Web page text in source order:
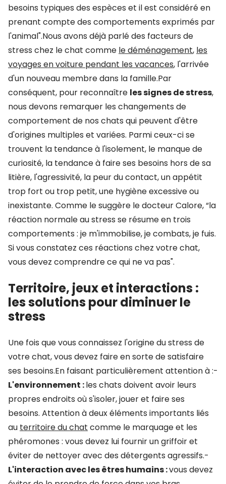
besoins typiques des espèces et il est considéré en
prenant compte des comportements exprimés par
l'animal".Nous avons déjà parlé des facteurs de
stress chez le chat comme le déménagement, les
voyages en voiture pendant les vacances, l'arrivée
d'un nouveau membre dans la famille.Par
conséquent, pour reconnaître les signes de stress,
nous devons remarquer les changements de
comportement de nos chats qui peuvent d'être
d'origines multiples et variées. Parmi ceux-ci se
trouvent la tendance à l'isolement, le manque de
curiosité, la tendance à faire ses besoins hors de sa
litière, l'agressivité, la peur du contact, un appétit
trop fort ou trop petit, une hygiène excessive ou
inexistante. Comme le suggère le docteur Calore, “la
réaction normale au stress se résume en trois
comportements : je m'immobilise, je combats, je fuis.
Si vous constatez ces réactions chez votre chat,
vous devez comprendre ce qui ne va pas".
Territoire, jeux et interactions :
les solutions pour diminuer le
stress
Une fois que vous connaissez l'origine du stress de
votre chat, vous devez faire en sorte de satisfaire
ses besoins.En faisant particulièrement attention à :-
L'environnement :les chats doivent avoir leurs
propres endroits où s'isoler, jouer et faire ses
besoins. Attention à deux éléments importants liés
au territoire du chat comme le marquage et les
phéromones : vous devez lui fournir un griffoir et
éviter de nettoyer avec des détergents agressifs.-
L'interaction avec les êtres humains :vous devez